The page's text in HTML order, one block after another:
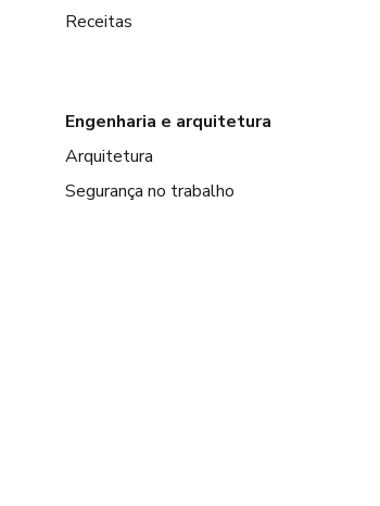
Receitas
Engenharia e arquitetura
Arquitetura
Segurança no trabalho